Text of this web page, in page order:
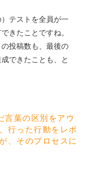
テストを全員が一
きたことですね。
投稿数も、最後の
できたことも、と
言葉の区別をアウ
行った行動をレポ
、そのプロセスに